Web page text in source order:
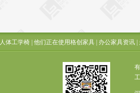
人体工学椅| 他们正在使用格创家具| 办公家具资讯|